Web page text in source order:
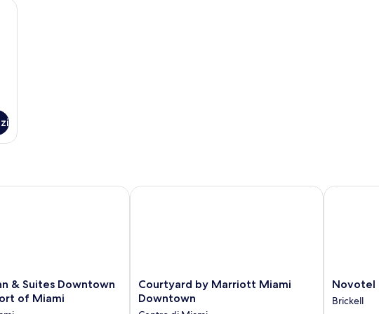
& Suites Downtown
of Miami
Suites Downtown Brickell - Port of Miami
Courtyard
by
Courtyard by Marriott Miami
Downtown
Courtyard by Marriott Miami Downtown
Novotel
Miami
Brickell
Novotel
Brickell
Novotel